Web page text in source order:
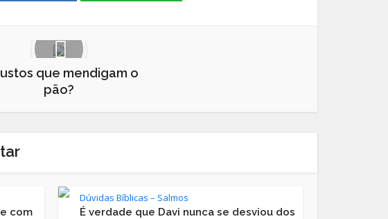
que mendigam o
pão?
com
Dúvidas Bíblicas – Salmos
É verdade que Davi nunca se desviou dos